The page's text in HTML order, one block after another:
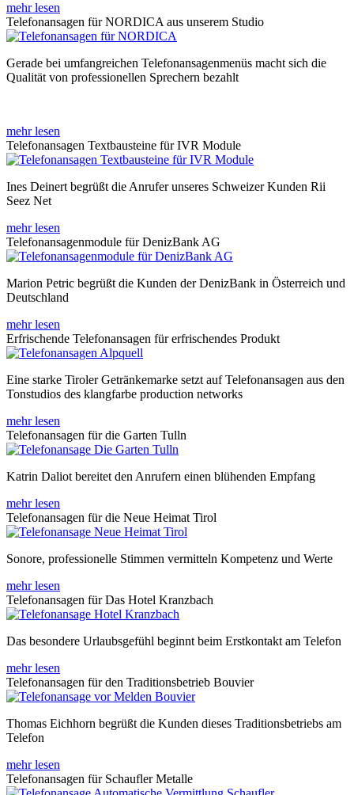
mehr lesen
Telefonansagen für NORDICA aus unserem Studio
Gerade bei umfangreichen Telefonansagenmenüs macht sich die
Qualität von professionellen Sprechern bezahlt
mehr lesen
Telefonansagen Textbausteine für IVR Module
Ines Deinert begrüßt die Anrufer unseres Schweizer Kunden Rii
Seez Net
mehr lesen
Telefonansagenmodule für DenizBank AG
Marion Petric begrüßt die Kunden der DenizBank in Österreich und
Deutschland
mehr lesen
Erfrischende Telefonansagen für erfrischendes Produkt
Eine starke Tiroler Getränkemarke setzt auf Telefonansagen aus den
Tonstudios des klangfarbe production networks
mehr lesen
Telefonansagen für die Garten Tulln
Katrin Daliot bereitet den Anrufern einen blühenden Empfang
mehr lesen
Telefonansagen für die Neue Heimat Tirol
Sonore, professionelle Stimmen vermitteln Kompetenz und Werte
mehr lesen
Telefonansagen für Das Hotel Kranzbach
Das besondere Urlaubsgefühl beginnt beim Erstkontakt am Telefon
mehr lesen
Telefonansagen für den Traditionsbetrieb Bouvier
Thomas Eichhorn begrüßt die Kunden dieses Traditionsbetriebs am
Telefon
mehr lesen
Telefonansagen für Schaufler Metalle